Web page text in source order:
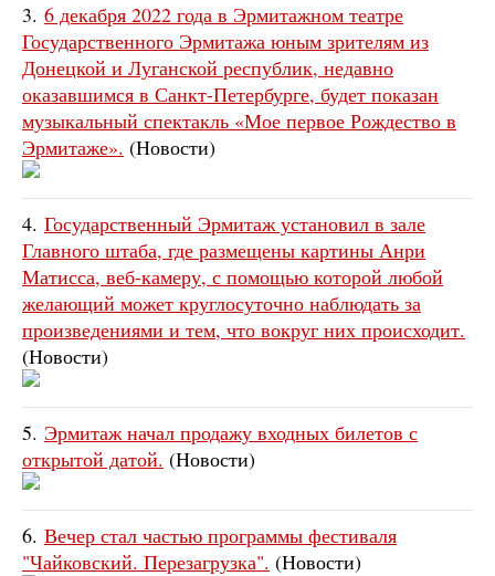
3. 6 декабря 2022 года в Эрмитажном театре
Государственного Эрмитажа юным зрителям из
Донецкой и Луганской республик, недавно
оказавшимся в Санкт-Петербурге, будет показан
музыкальный спектакль «Мое первое Рождество в
Эрмитаже». (Новости)
4. Государственный Эрмитаж установил в зале
Главного штаба, где размещены картины Анри
Матисса, веб-камеру, с помощью которой любой
желающий может круглосуточно наблюдать за
произведениями и тем, что вокруг них происходит.
(Новости)
5. Эрмитаж начал продажу входных билетов с
открытой датой. (Новости)
6. Вечер стал частью программы фестиваля
"Чайковский. Перезагрузка". (Новости)